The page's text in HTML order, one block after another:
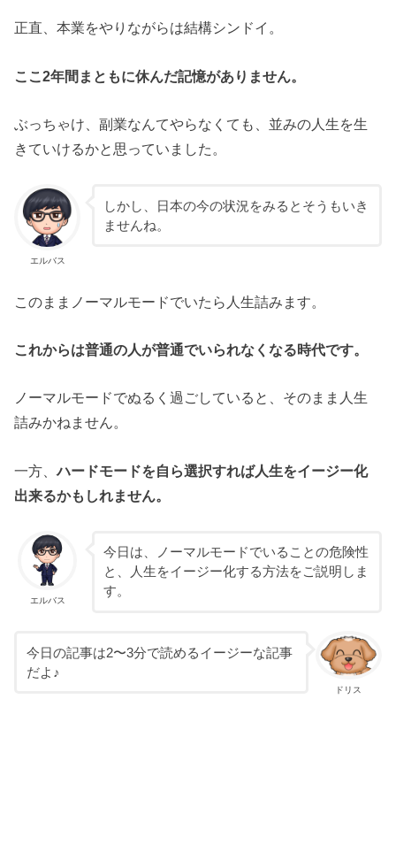
正直、本業をやりながらは結構シンドイ。
ここ2年間まともに休んだ記憶がありません。
ぶっちゃけ、副業なんてやらなくても、並みの人生を生
きていけるかと思っていました。
エルバス
しかし、日本の今の状況をみるとそうもいき
ませんね。
このままノーマルモードでいたら人生詰みます。
これからは普通の人が普通でいられなくなる時代です。
ノーマルモードでぬるく過ごしていると、そのまま人生
詰みかねません。
一方、ハードモードを自ら選択すれば人生をイージー化
出来るかもしれません。
エルバス
今日は、ノーマルモードでいることの危険性
と、人生をイージー化する方法をご説明しま
す。
ドリス
今日の記事は2〜3分で読めるイージーな記事
だよ♪